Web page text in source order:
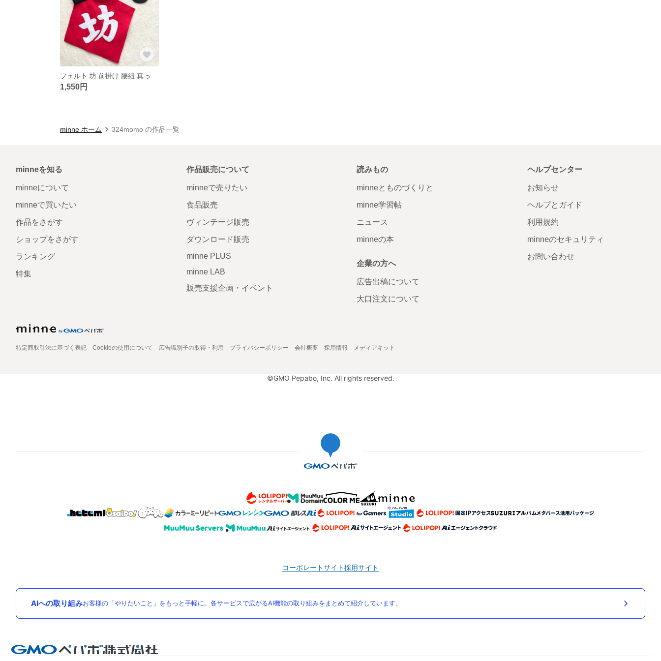
1,550円
minne ホーム 324momo の作品一覧
minneを知る
minneについて
minneで買いたい
作品をさがす
ショップをさがす
ランキング
特集
作品販売について
minneで売りたい
食品販売
ヴィンテージ販売
ダウンロード販売
minne PLUS
minne LAB
販売支援企画・イベント
読みもの
minneとものづくりと
minne学習帖
ニュース
minneの本
企業の方へ
広告出稿について
大口注文について
ヘルプセンター
お知らせ
ヘルプとガイド
利用規約
minneのセキュリティ
お問い合わせ
特定商取引法に基づく表記 Cookieの使用について 広告識別子の取得・利用 プライバシーポリシー 会社概要 採用情報 メディアキット
©GMO Pepabo, Inc. All rights reserved.
コーポレートサイト採用サイト
AIへの取り組みお客様の「やりたいこと」をもっと手軽に。各サービスで広がるAI機能の取り組みをまとめて紹介しています。